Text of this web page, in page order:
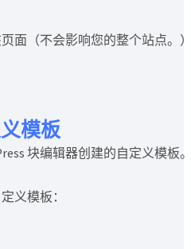
面（不会影响您的整个站点。
模板
块编辑器创建的自定义模板
义模板：